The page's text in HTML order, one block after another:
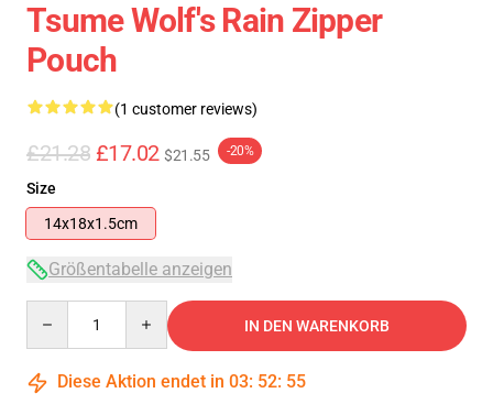
Tsume Wolf's Rain Zipper
Pouch
(1 customer reviews)
£21.28 £17.02 $21.55 -20%
Size
14x18x1.5cm
Größentabelle anzeigen
IN DEN WARENKORB
Diese Aktion endet in 03: 52: 55